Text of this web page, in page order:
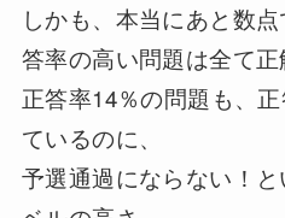
しかも、本当にあと数
答率の高い問題は全て正
正答率14％の問題も、
ているのに、
予選通過にならない！